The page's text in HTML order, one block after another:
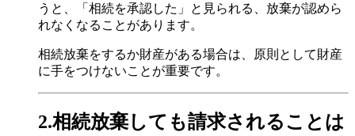
うと、「相続を承認した」と見られる、放棄が認めら
れなくなることがあります。
相続放棄をするか財産がある場合は、原則として財産
に手をつけないことが重要です。
2.相続放棄しても請求されることは